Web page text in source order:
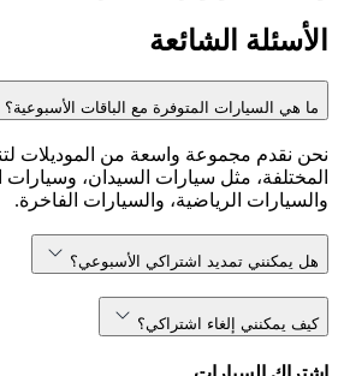
الأسئلة الشائعة
ما هي السيارات المتوفرة مع الباقات الأسبوعية؟
نحن نقدم مجموعة واسعة من الموديلات
المختلفة، مثل سيارات السيدان، وسيارات
والسيارات الرياضية، والسيارات الفاخرة.
هل يمكنني تمديد اشتراكي الأسبوعي؟
كيف يمكنني إلغاء اشتراكي؟